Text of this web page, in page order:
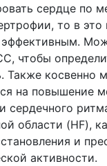
сердце по
то в
эффективным.
чтобы
Также косвенно
на повышение
сердечного
области (HF),
и
активности.